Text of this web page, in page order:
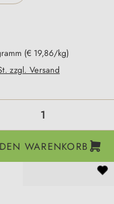
(€ 19,86/kg)
zzgl. Versand
Gib den
WARENKORB